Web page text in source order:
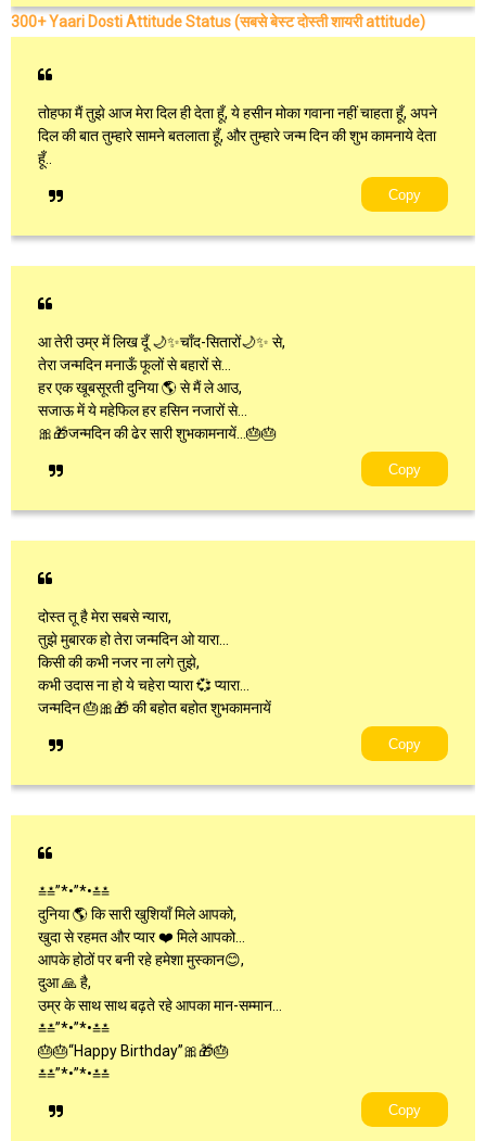
300+ Yaari Dosti Attitude Status (सबसे बेस्ट दोस्ती शायरी attitude)
तोहफा मैं तुझे आज मेरा दिल ही देता हूँ, ये हसीन मोका गवाना नहीं चाहता हूँ, अपने
दिल की बात तुम्हारे सामने बतलाता हूँ, और तुम्हारे जन्म दिन की शुभ कामनाये देता
हूँ..
Copy
आ तेरी उम्र में लिख दूँ 🌙✨चाँद-सितारों🌙✨ से,
तेरा जन्मदिन मनाऊँ फूलों से बहारों से…
हर एक खूबसूरती दुनिया 🌎 से मैं ले आउ,
सजाऊ में ये महेफिल हर हसिन नजारों से…
🎀🎁जन्मदिन की ढेर सारी शुभकामनायें…🎂🎂
Copy
दोस्त तू है मेरा सबसे न्यारा,
तुझे मुबारक हो तेरा जन्मदिन ओ यारा…
किसी की कभी नजर ना लगे तुझे,
कभी उदास ना हो ये चहेरा प्यारा 💞 प्यारा…
जन्मदिन 🎂🎀🎁 की बहोत बहोत शुभकामनायें
Copy
≛≛”*•”*•≛≛
दुनिया 🌎 कि सारी खुशियाँ मिले आपको,
खुदा से रहमत और प्यार ❤️ मिले आपको…
आपके होठों पर बनी रहे हमेशा मुस्कान😊,
दुआ 🙏 है,
उम्र के साथ साथ बढ़ते रहे आपका मान-सम्मान…
≛≛”*•”*•≛≛
🎂🎂“Happy Birthday”🎀🎁🎂
≛≛”*•”*•≛≛
Copy